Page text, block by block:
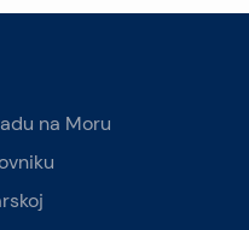
na Moru